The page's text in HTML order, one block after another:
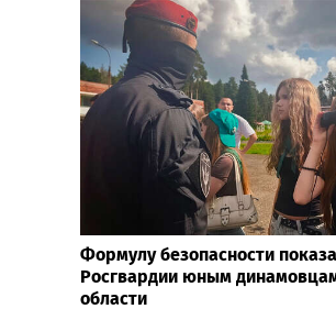
Формулу безопасности
Росгвардии юным
области